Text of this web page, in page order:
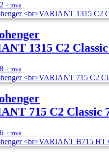
+ mva
1315 C2
+ mva
715 C2 Classic
+ mva